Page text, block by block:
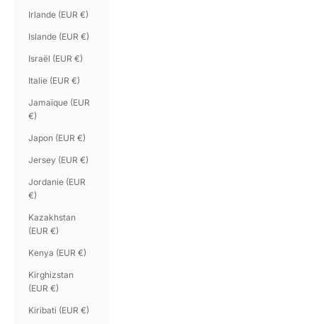
Irlande (EUR €)
Islande (EUR €)
Israël (EUR €)
Italie (EUR €)
Jamaïque (EUR
€)
Japon (EUR €)
Jersey (EUR €)
Jordanie (EUR
€)
Kazakhstan
(EUR €)
Kenya (EUR €)
Kirghizstan
(EUR €)
Kiribati (EUR €)